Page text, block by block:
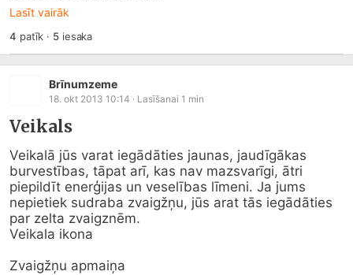
Lasīt vairāk
4 patīk · 5iesaka
Brīnumzeme
18. okt 2013 10:14 · Lasīšanai 1 min
Veikals
Veikalā jūs varat iegādāties jaunas, jaudīgākas
burvestības, tāpat arī, kas nav mazsvarīgi, ātri
piepildīt enerģijas un veselības līmeni. Ja jums
nepietiek sudraba zvaigžņu, jūs arat tās iegādāties
par zelta zvaigznēm.
Veikala ikona
Zvaigžņu apmaiņa